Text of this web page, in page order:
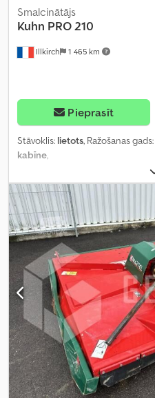
Illkirch 1 465 km
Smalcinātājs
Kuhn PRO 210
Pieprasīt
Stāvoklis: lietots, Ražošanas gads:
kabīne,